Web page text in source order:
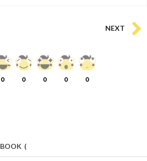
NEXT
0 0 0 0 0
(